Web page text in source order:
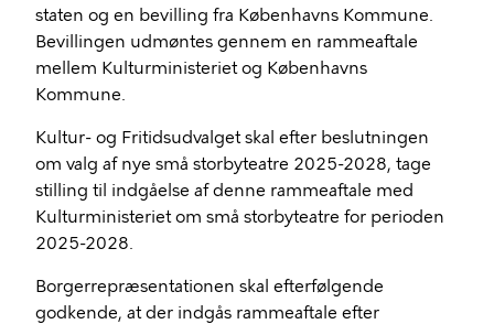
staten og en bevilling fra Københavns Kommune.
Bevillingen udmøntes gennem en rammeaftale
mellem Kulturministeriet og Københavns
Kommune.
Kultur- og Fritidsudvalget skal efter beslutningen
om valg af nye små storbyteatre 2025-2028, tage
stilling til indgåelse af denne rammeaftale med
Kulturministeriet om små storbyteatre for perioden
2025-2028.
Borgerrepræsentationen skal efterfølgende
godkende, at der indgås rammeaftale efter